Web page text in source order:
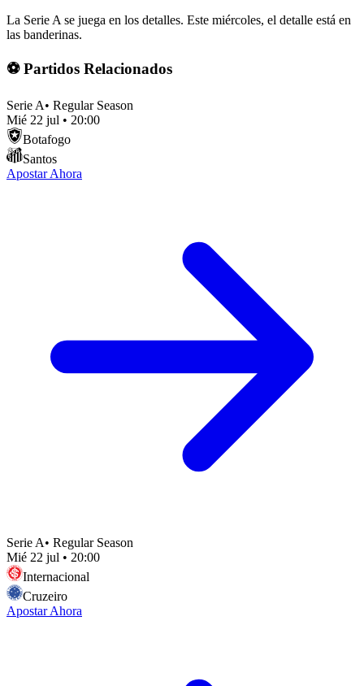
La Serie A se juega en los detalles. Este miércoles, el detalle está en
las banderinas.
⚽ Partidos Relacionados
Serie A• Regular Season
Mié 22 jul • 20:00
Botafogo
Santos
Apostar Ahora
Serie A• Regular Season
Mié 22 jul • 20:00
Internacional
Cruzeiro
Apostar Ahora